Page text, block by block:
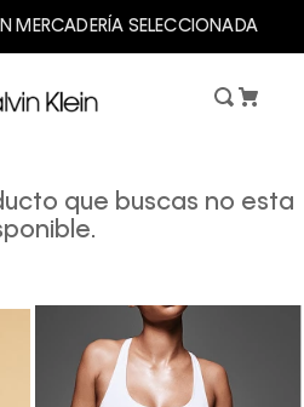
MERCADERÍA SELECCIONADA
que buscas no esta